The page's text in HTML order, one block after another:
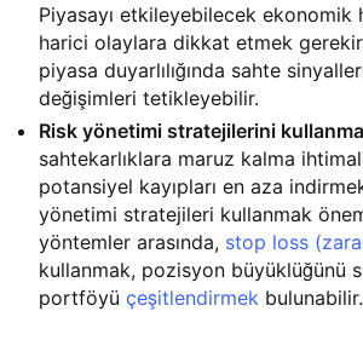
Piyasayı etkileyebilecek ekonomik
harici olaylara dikkat etmek
piyasa duyarlılığında sahte
değişimleri tetikleyebilir.
Risk yönetimi stratejilerini
sahtekarlıklara maruz kalma
potansiyel kayıpları en aza
yönetimi stratejileri kullanmak
yöntemler arasında, stop loss
kullanmak, pozisyon büyüklüğünü
portföyü çeşitlendirmek bulunabilir.